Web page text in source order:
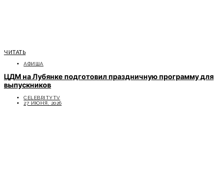
ЧИТАТЬ
АФИША
ЦДМ на Лубянке подготовил праздничную программу для
выпускников
CELEBRITYTV
27 ИЮНЯ, 2026